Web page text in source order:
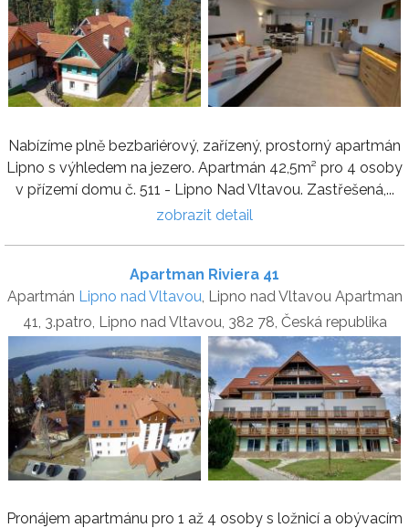
Nabízíme plně bezbariérový, zařízený, prostorný apartmán
Lipno s výhledem na jezero. Apartmán 42,5m² pro 4 osoby
v přízemí domu č. 511 - Lipno Nad Vltavou. Zastřešená,...
zobrazit detail
Apartman Riviera 41
Apartmán Lipno nad Vltavou , Lipno nad Vltavou Apartman
41, 3.patro, Lipno nad Vltavou, 382 78, Česká republika
Pronájem apartmánu pro 1 až 4 osoby s ložnicí a obývacím